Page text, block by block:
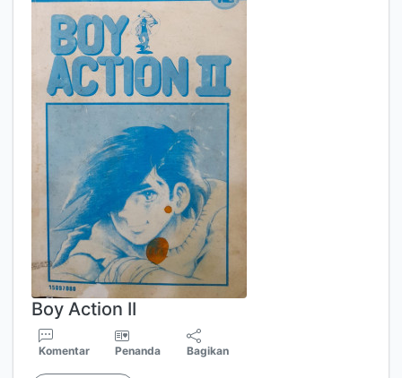
Boy Action II
Komentar Penanda Bagikan